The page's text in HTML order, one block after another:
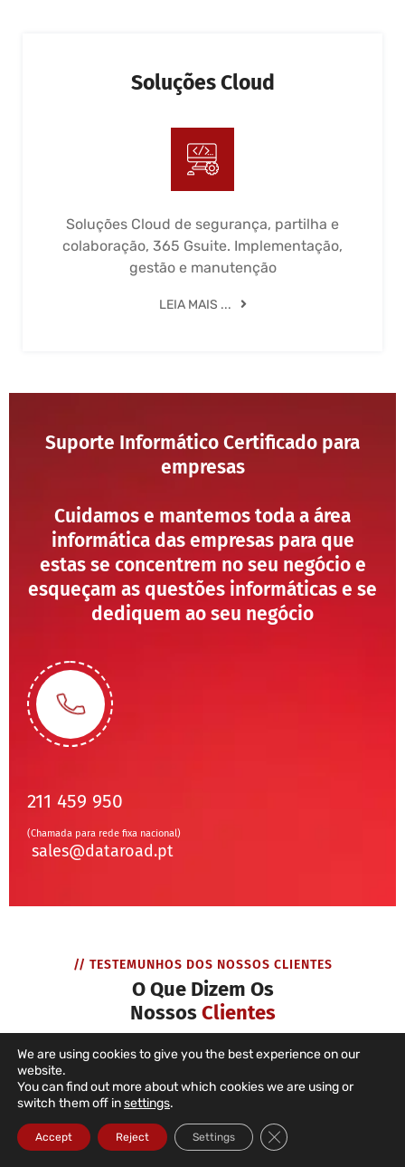
Soluções Cloud
Soluções Cloud de segurança, partilha e
colaboração, 365 Gsuite. Implementação,
gestão e manutenção
LEIA MAIS ...
Suporte Informático Certificado para
empresas
Cuidamos e mantemos toda a área
informática das empresas para que
estas se concentrem no seu negócio e
esqueçam as questões informáticas e se
dediquem ao seu negócio
211 459 950
(Chamada para rede fixa nacional)
sales@dataroad.pt
// TESTEMUNHOS DOS NOSSOS CLIENTES
O Que Dizem Os
NossosClientes
We are using cookies to give you the best experience on our
website.
You can find out more about which cookies we are using or
switch them off insettings.
Accept Reject Settings Close GDPR Cookie